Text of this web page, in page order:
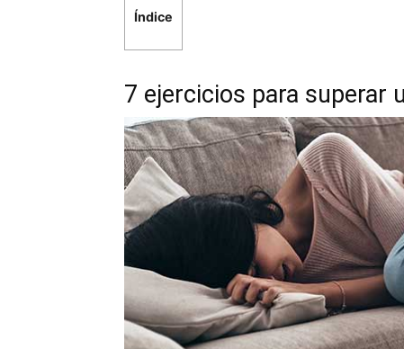
Índice
7 ejercicios para superar